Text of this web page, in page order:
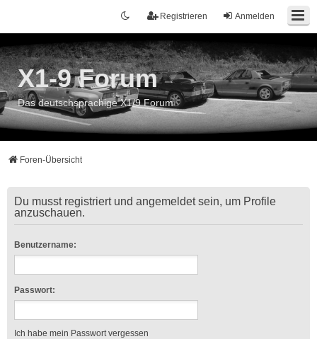
Anmelden
Registrieren
X1-9 Forum
Das deutschsprachige X1/9 Forum
Foren-Übersicht
Du musst registriert und angemeldet sein, um Profile
anzuschauen.
Benutzername:
Passwort:
Ich habe mein Passwort vergessen